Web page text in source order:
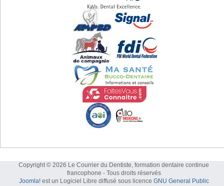
Copyright © 2026 Le Courrier du Dentiste, formation dentaire continue
francophone - Tous droits réservés
Joomla!est un Logiciel Libre diffusé sous licence GNU General Public